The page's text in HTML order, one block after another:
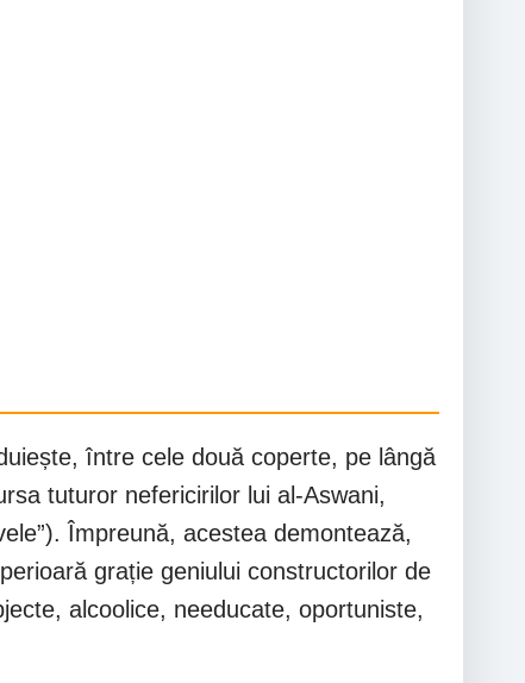
între cele două coperte, pe lângă
tuturor nefericirilor lui al-Aswani,
Împreună, acestea demontează,
grație geniului constructorilor de
alcoolice, needucate, oportuniste,